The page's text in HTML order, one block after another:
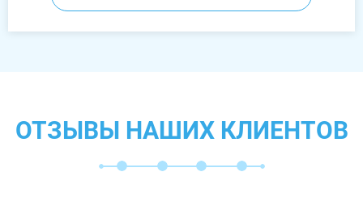
ОТЗЫВЫ НАШИХ КЛИЕНТОВ